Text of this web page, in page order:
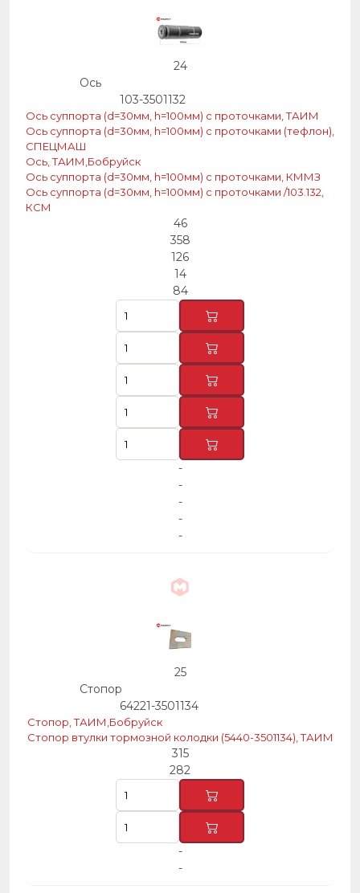
24
Ось
103-3501132
Ось суппорта (d=30мм, h=100мм) с проточками, ТАИМ
Ось суппорта (d=30мм, h=100мм) с проточками (тефлон),
СПЕЦМАШ
Ось, ТАИМ,Бобруйск
Ось суппорта (d=30мм, h=100мм) с проточками, КММЗ
Ось суппорта (d=30мм, h=100мм) с проточками /103.132,
КСМ
46
358
126
14
84
-
-
-
-
-
25
Стопор
64221-3501134
Стопор, ТАИМ,Бобруйск
Стопор втулки тормозной колодки (5440-3501134), ТАИМ
315
282
-
-